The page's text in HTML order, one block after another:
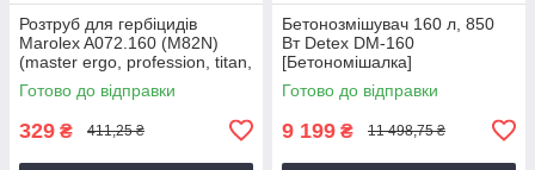
Розтруб для гербіцидів
Marolex A072.160 (M82N)
(master ergo, profession, titan,
x-line)
Готово до відправки
329 ₴ 411,25 ₴
Бетонозмішувач 160 л, 850
Вт Detex DM-160
[Бетономішалка]
Готово до відправки
9 199 ₴ 11 498,75 ₴